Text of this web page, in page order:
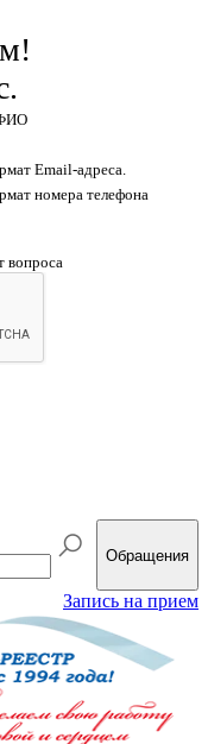
Email-адреса.
номера телефона
вопроса
Обращения
Запись на прием